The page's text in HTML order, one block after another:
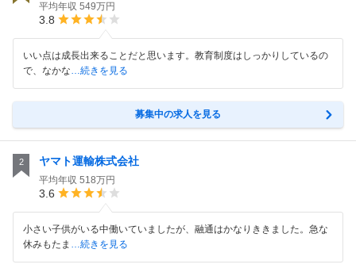
平均年収 549万円
3.8
いい点は成長出来ることだと思います。教育制度はしっかりしているの
で、なかな…続きを見る
募集中の求人を見る
2 ヤマト運輸株式会社
平均年収 518万円
3.6
小さい子供がいる中働いていましたが、融通はかなりききました。急な
休みもたま …続きを見る